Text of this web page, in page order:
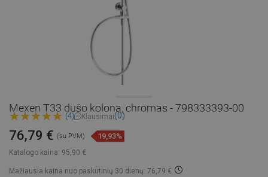
Mexen T33 dušo kolona, chromas - 798333393-00
(4) Klausimai(0)
Katalogo kaina: 95,90 €
76,79 € (su PVM) 19,93%
Mažiausia kaina nuo paskutinių 30 dienų: 76,79 €